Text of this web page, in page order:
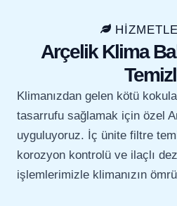
Arçelik Klima
Klimanızdan gelen kötü
tasarrufu sağlamak için özel
uyguluyoruz. İç ünite filtre
korozyon kontrolü ve ilaçlı
işlemlerimizle klimanızın